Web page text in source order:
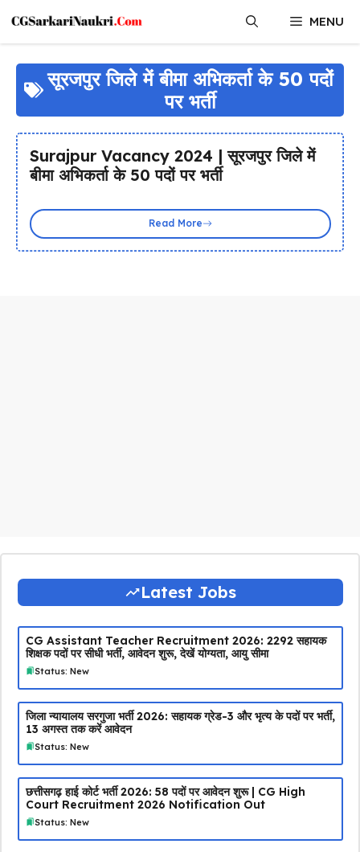
content
MENU
सूरजपुर जिले में बीमा अभिकर्ता के 50 पदों
पर भर्ती
Surajpur Vacancy 2024 | सूरजपुर जिले में
बीमा अभिकर्ता के 50 पदों पर भर्ती
Read More
Latest Jobs
CG Assistant Teacher Recruitment 2026: 2292 सहायक
शिक्षक पदों पर सीधी भर्ती, आवेदन शुरू, देखें योग्यता, आयु सीमा
Status: New
जिला न्यायालय सरगुजा भर्ती 2026: सहायक ग्रेड-3 और भृत्य के पदों पर भर्ती,
13 अगस्त तक करें आवेदन
Status: New
छत्तीसगढ़ हाई कोर्ट भर्ती 2026: 58 पदों पर आवेदन शुरू | CG High
Court Recruitment 2026 Notification Out
Status: New